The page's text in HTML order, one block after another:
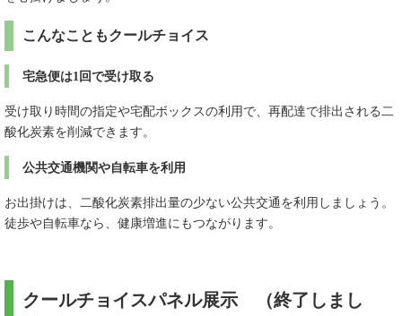
こんなこともクールチョイス
宅急便は1回で受け取る
受け取り時間の指定や宅配ボックスの利用で、再配達で排出される二
酸化炭素を削減できます。
公共交通機関や自転車を利用
お出掛けは、二酸化炭素排出量の少ない公共交通を利用しましょう。
徒歩や自転車なら、健康増進にもつながります。
クールチョイスパネル展示 （終了しまし